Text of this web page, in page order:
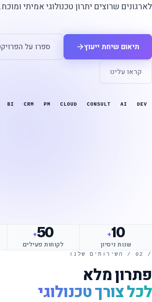
לארגונים שרוצים יתרון טכנולוגי אמיתי ומוכח.
תיאום שיחת ייעוץ ספרו על
קראו עלינו
DEV
AI
CONSULT
CLOUD
PM
CRM
BI
10
+
שנות ניסיון
50
+
לקוחות פעילים
/ 02 / השירותים שלנו
פתרון מלא
לכל צורך טכנולוגי